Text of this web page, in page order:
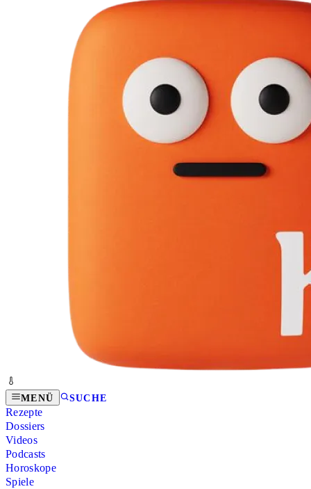
MENÜ SUCHE
Rezepte
Dossiers
Videos
Podcasts
Horoskope
Spiele